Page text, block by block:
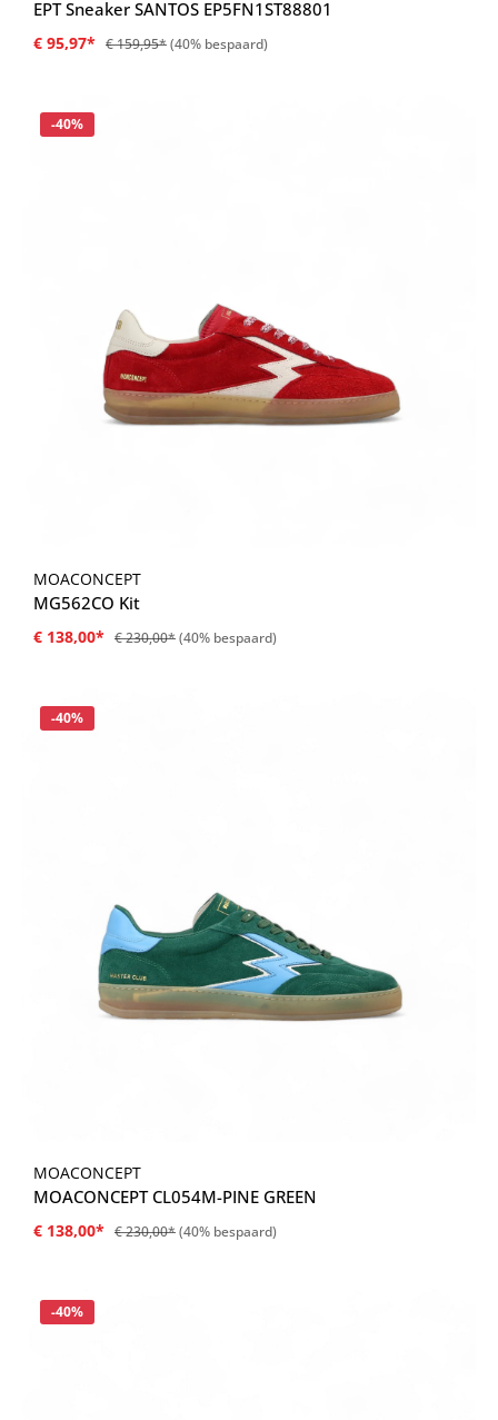
EPT Sneaker SANTOS EP5FN1ST88801
€ 95,97* € 159,95*(40% bespaard)
Korting
-40%
MOACONCEPT
MG562CO Kit
€ 138,00* € 230,00*(40% bespaard)
Korting
-40%
MOACONCEPT
MOACONCEPT CL054M-PINE GREEN
€ 138,00* € 230,00*(40% bespaard)
Korting
-40%